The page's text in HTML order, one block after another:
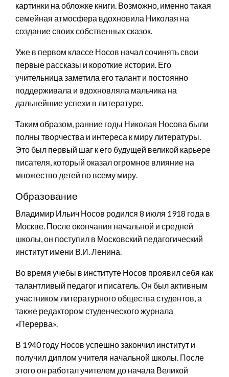
картинки на обложке книги. Возможно, именно такая
семейная атмосфера вдохновила Николая на
создание своих собственных сказок.
Уже в первом классе Носов начал сочинять свои
первые рассказы и короткие истории. Его
учительница заметила его талант и постоянно
поддерживала и вдохновляла мальчика на
дальнейшие успехи в литературе.
Таким образом, ранние годы Николая Носова были
полны творчества и интереса к миру литературы.
Это был первый шаг к его будущей великой карьере
писателя, который оказал огромное влияние на
множество детей по всему миру.
Образование
Владимир Ильич Носов родился 8 июля 1918 года в
Москве. После окончания начальной и средней
школы, он поступил в Московский педагогический
институт имени В.И. Ленина.
Во время учебы в институте Носов проявил себя как
талантливый педагог и писатель. Он был активным
участником литературного общества студентов, а
также редактором студенческого журнала
«Перерва».
В 1940 году Носов успешно закончил институт и
получил диплом учителя начальной школы. После
этого он работал учителем до начала Великой